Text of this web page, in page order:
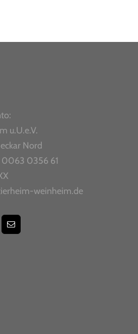
u.U.e.V.
Nord
0356 61
weinheim.de